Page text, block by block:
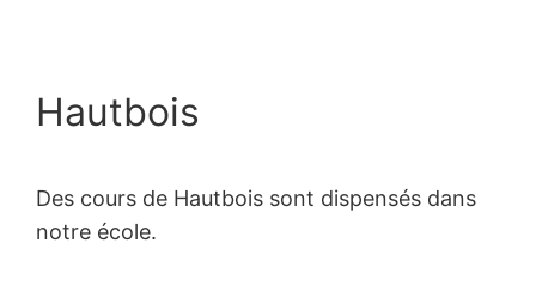
Hautbois
Des cours de Hautbois sont dispensés dans
notre école.